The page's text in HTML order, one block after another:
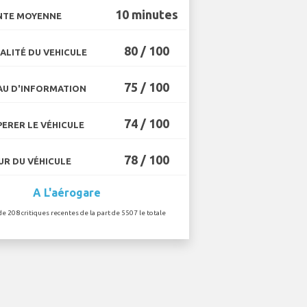
MOYENNE 10 minutes
DU VEHICULE 80 / 100
D'INFORMATION 75 / 100
LE VÉHICULE 74 / 100
DU VÉHICULE 78 / 100
A L'aérogare
208 critiques recentes de la part de 5507 le totale